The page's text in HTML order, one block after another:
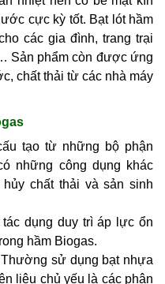
cực kỳ tốt. Bạt lót hầm
các gia đình, trang trại
Sản phẩm còn được ứng
chất thải từ các nhà máy
tạo từ những bộ phận
những công dụng khác
chất thải và sản sinh
dụng duy trì áp lực ổn
hầm Biogas.
sử dụng bạt nhựa
liệu chủ yếu là các phân